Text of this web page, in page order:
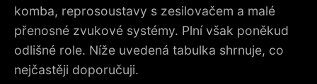
komba, reprosoustavy s zesilovačem a malé
přenosné zvukové systémy. Plní však poněkud
odlišné role. Níže uvedená tabulka shrnuje, co
nejčastěji doporučuji.